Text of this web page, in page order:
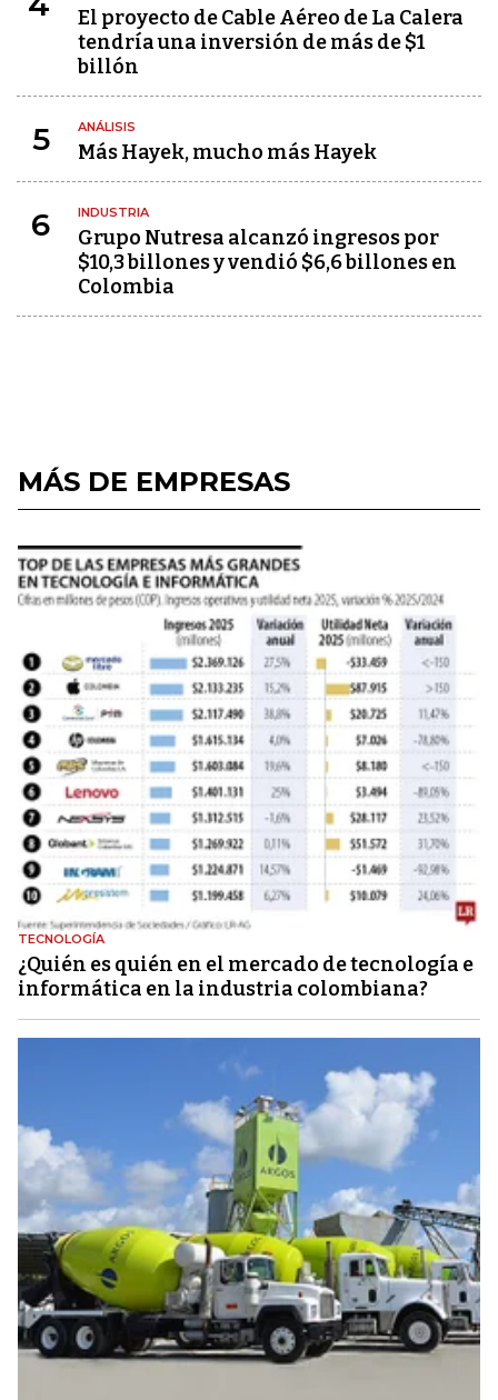
El proyecto de Cable Aéreo de La Calera
tendría una inversión de más de $1
billón
5 ANÁLISIS
Más Hayek, mucho más Hayek
6 INDUSTRIA
Grupo Nutresa alcanzó ingresos por
$10,3 billones y vendió $6,6 billones en
Colombia
MÁS DE EMPRESAS
TECNOLOGÍA
¿Quién es quién en el mercado de tecnología e
informática en la industria colombiana?